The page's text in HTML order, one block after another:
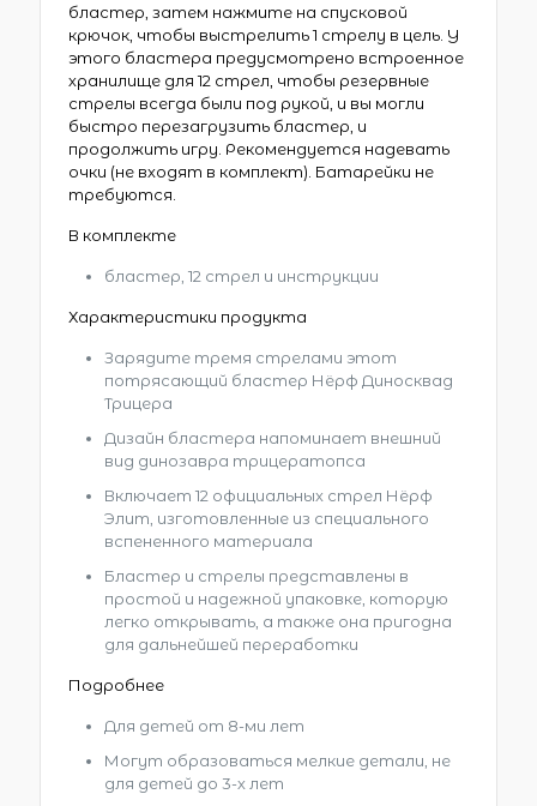
бластер, затем нажмите на спусковой
крючок, чтобы выстрелить 1 стрелу в цель. У
этого бластера предусмотрено встроенное
хранилище для 12 стрел, чтобы резервные
стрелы всегда были под рукой, и вы могли
быстро перезагрузить бластер, и
продолжить игру. Рекомендуется надевать
очки (не входят в комплект). Батарейки не
требуются.
В комплекте
бластер, 12 стрел и инструкции
Характеристики продукта
Зарядите тремя стрелами этот
потрясающий бластер Нёрф Диносквад
Трицера
Дизайн бластера напоминает внешний
вид динозавра трицератопса
Включает 12 официальных стрел Нёрф
Элит, изготовленные из специального
вспененного материала
Бластер и стрелы представлены в
простой и надежной упаковке, которую
легко открывать, а также она пригодна
для дальнейшей переработки
Подробнее
Для детей от 8-ми лет
Могут образоваться мелкие детали, не
для детей до 3-х лет